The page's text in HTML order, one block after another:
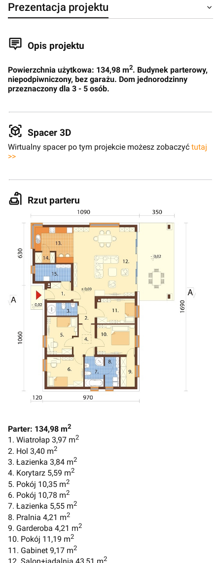
Prezentacja projektu
Opis projektu
Powierzchnia użytkowa: 134,98 m2. Budynek parterowy,
niepodpiwniczony, bez garażu. Dom jednorodzinny
przeznaczony dla 3 - 5 osób.
Spacer 3D
Wirtualny spacer po tym projekcie możesz zobaczyć tutaj
>>
Rzut parteru
Parter: 134,98 m2
1. Wiatrołap 3,97 m2
2. Hol 3,40 m2
3. Łazienka 3,84 m2
4. Korytarz 5,59 m2
5. Pokój 10,35 m2
6. Pokój 10,78 m2
7. Łazienka 5,55 m2
8. Pralnia 4,21 m2
9. Garderoba 4,21 m2
10. Pokój 11,19 m2
11. Gabinet 9,17 m2
2